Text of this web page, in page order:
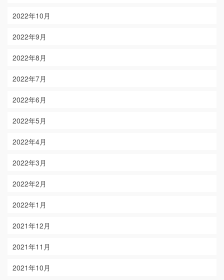
2022年10月
2022年9月
2022年8月
2022年7月
2022年6月
2022年5月
2022年4月
2022年3月
2022年2月
2022年1月
2021年12月
2021年11月
2021年10月